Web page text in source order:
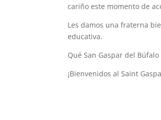
cariño este momento de
Les damos una fraterna
educativa.
Qué San Gaspar del
¡Bienvenidos al Saint